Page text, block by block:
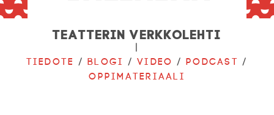
Teatterin verkkolehti
|
Tiedote /Blogi /Video /Podcast /
Oppimateriaali